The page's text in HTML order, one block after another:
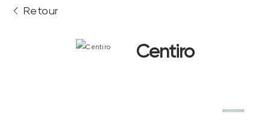
Retour
Centiro